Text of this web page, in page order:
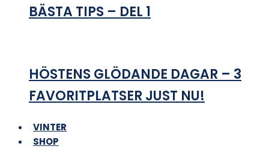
BÄSTA TIPS – DEL 1
HÖSTENS GLÖDANDE DAGAR – 3
FAVORITPLATSER JUST NU!
VINTER
SHOP